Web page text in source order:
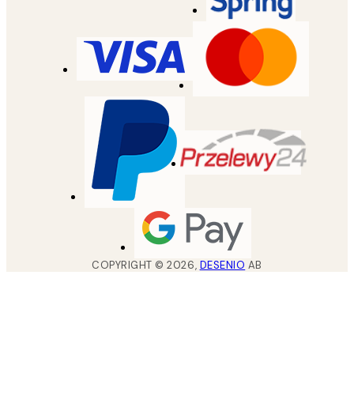
COPYRIGHT ©2026, DESENIO AB